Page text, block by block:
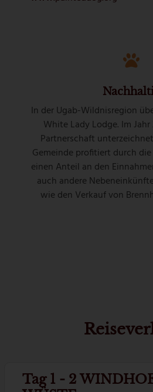
In der Ugab-Wildnisregion
White Lady Lodge. Im
Partnerschaft
Gemeinde profitiert durch
einen Anteil an den
auch andere
wie den Verkauf von
Tag 1 - 2